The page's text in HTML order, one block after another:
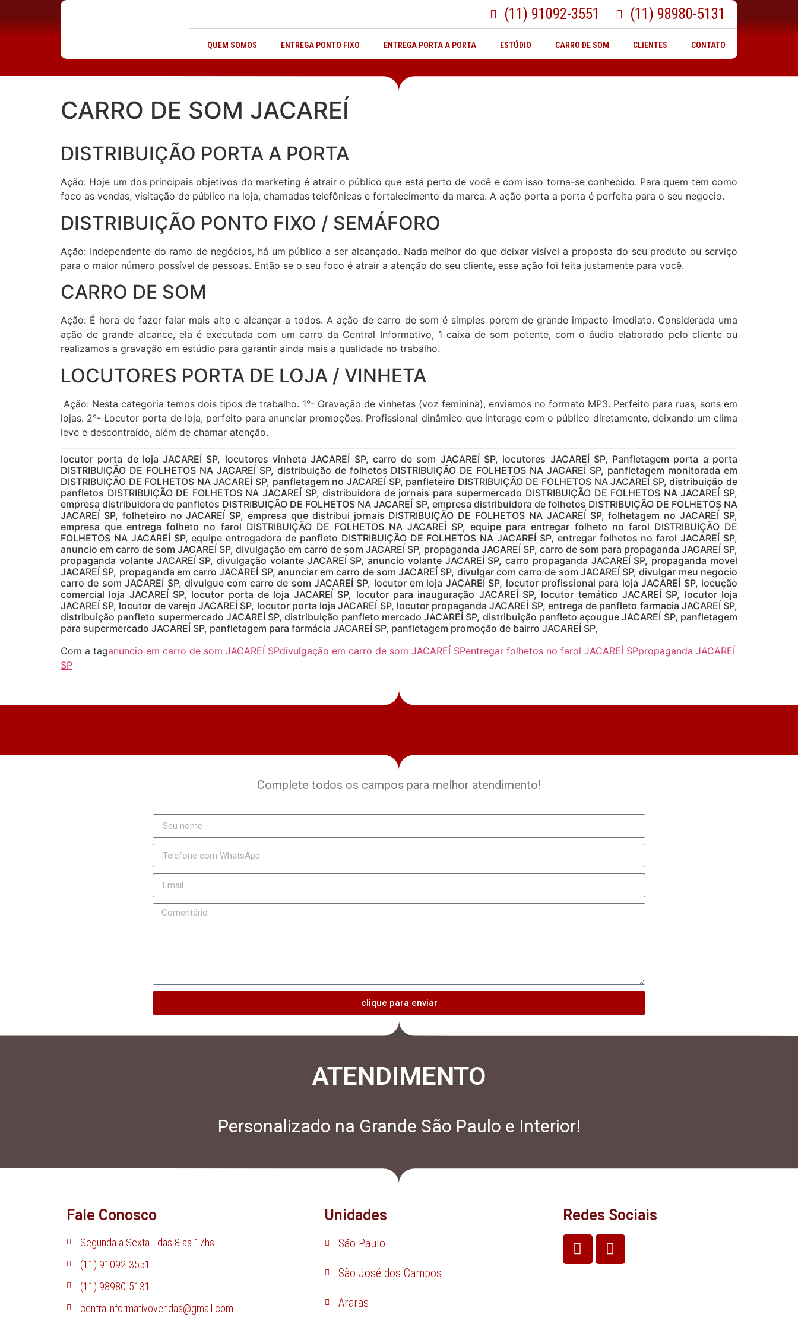
(11) 91092-3551 (11) 98980-5131
QUEM SOMOS ENTREGA PONTO FIXO ENTREGA PORTA A PORTA ESTÚDIO CARRO DE SOM CLIENTES CONTATO
CARRO DE SOM JACAREÍ
DISTRIBUIÇÃO PORTA A PORTA
Ação: Hoje um dos principais objetivos do marketing é atrair o público que está perto de você e com isso torna-se conhecido. Para quem tem como
foco as vendas, visitação de público na loja, chamadas telefônicas e fortalecimento da marca. A ação porta a porta é perfeita para o seu negocio.
DISTRIBUIÇÃO PONTO FIXO / SEMÁFORO
Ação: Independente do ramo de negócios, há um público a ser alcançado. Nada melhor do que deixar visível a proposta do seu produto ou serviço
para o maior número possível de pessoas. Então se o seu foco é atrair a atenção do seu cliente, esse ação foi feita justamente para você.
CARRO DE SOM
Ação: É hora de fazer falar mais alto e alcançar a todos. A ação de carro de som é simples porem de grande impacto imediato. Considerada uma
ação de grande alcance, ela é executada com um carro da Central Informativo, 1 caixa de som potente, com o áudio elaborado pelo cliente ou
realizamos a gravação em estúdio para garantir ainda mais a qualidade no trabalho.
LOCUTORES PORTA DE LOJA / VINHETA
Ação: Nesta categoria temos dois tipos de trabalho. 1°- Gravação de vinhetas (voz feminina), enviamos no formato MP3. Perfeito para ruas, sons em
lojas. 2°- Locutor porta de loja, perfeito para anunciar promoções. Profissional dinâmico que interage com o público diretamente, deixando um clima
leve e descontraído, além de chamar atenção.
locutor porta de loja JACAREÍ SP, locutores vinheta JACAREÍ SP, carro de som JACAREÍ SP, locutores JACAREÍ SP, Panfletagem porta a porta
DISTRIBUIÇÃO DE FOLHETOS NA JACAREÍ SP, distribuição de folhetos DISTRIBUIÇÃO DE FOLHETOS NA JACAREÍ SP, panfletagem monitorada em
DISTRIBUIÇÃO DE FOLHETOS NA JACAREÍ SP, panfletagem no JACAREÍ SP, panfleteiro DISTRIBUIÇÃO DE FOLHETOS NA JACAREÍ SP, distribuição de
panfletos DISTRIBUIÇÃO DE FOLHETOS NA JACAREÍ SP, distribuidora de jornais para supermercado DISTRIBUIÇÃO DE FOLHETOS NA JACAREÍ SP,
empresa distribuidora de panfletos DISTRIBUIÇÃO DE FOLHETOS NA JACAREÍ SP, empresa distribuidora de folhetos DISTRIBUIÇÃO DE FOLHETOS NA
JACAREÍ SP, folheteiro no JACAREÍ SP, empresa que distribui jornais DISTRIBUIÇÃO DE FOLHETOS NA JACAREÍ SP, folhetagem no JACAREÍ SP,
empresa que entrega folheto no farol DISTRIBUIÇÃO DE FOLHETOS NA JACAREÍ SP, equipe para entregar folheto no farol DISTRIBUIÇÃO DE
FOLHETOS NA JACAREÍ SP, equipe entregadora de panfleto DISTRIBUIÇÃO DE FOLHETOS NA JACAREÍ SP, entregar folhetos no farol JACAREÍ SP,
anuncio em carro de som JACAREÍ SP, divulgação em carro de som JACAREÍ SP, propaganda JACAREÍ SP, carro de som para propaganda JACAREÍ SP,
propaganda volante JACAREÍ SP, divulgação volante JACAREÍ SP, anuncio volante JACAREÍ SP, carro propaganda JACAREÍ SP, propaganda movel
JACAREÍ SP, propaganda em carro JACAREÍ SP, anunciar em carro de som JACAREÍ SP, divulgar com carro de som JACAREÍ SP, divulgar meu negocio
carro de som JACAREÍ SP, divulgue com carro de som JACAREÍ SP, locutor em loja JACAREÍ SP, locutor profissional para loja JACAREÍ SP, locução
comercial loja JACAREÍ SP, locutor porta de loja JACAREÍ SP, locutor para inauguração JACAREÍ SP, locutor temático JACAREÍ SP, locutor loja
JACAREÍ SP, locutor de varejo JACAREÍ SP, locutor porta loja JACAREÍ SP, locutor propaganda JACAREÍ SP, entrega de panfleto farmacia JACAREÍ SP,
distribuição panfleto supermercado JACAREÍ SP, distribuição panfleto mercado JACAREÍ SP, distribuição panfleto açougue JACAREÍ SP, panfletagem
para supermercado JACAREÍ SP, panfletagem para farmácia JACAREÍ SP, panfletagem promoção de bairro JACAREÍ SP,
Com a taganuncio em carro de som JACAREÍ SPdivulgação em carro de som JACAREÍ SPentregar folhetos no farol JACAREÍ SPpropaganda JACAREÍ
SP
Complete todos os campos para melhor atendimento!
clique para enviar
ATENDIMENTO
Personalizado na Grande São Paulo e Interior!
Fale Conosco
Segunda a Sexta - das 8 as 17hs
(11) 91092-3551
(11) 98980-5131
centralinformativovendas@gmail.com
Unidades
São Paulo
São José dos Campos
Araras
Redes Sociais